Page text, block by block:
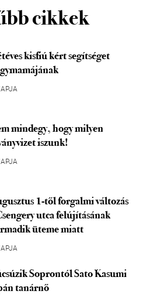
cikkek
kisfiú kért segítséget
mindegy, hogy milyen
iszunk!
1-től forgalmi változás
utca felújításának
üteme miatt
Soprontól Sato Kasumi
tanárnő